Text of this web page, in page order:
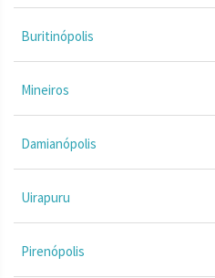
Buritinópolis
Mineiros
Damianópolis
Uirapuru
Pirenópolis